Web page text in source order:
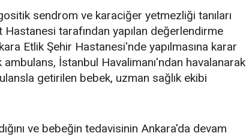
sendrom ve karaciğer yetmezliği tanıları
tarafından yapılan değerlendirme
Etlik Şehir Hastanesi'nde yapılmasına karar
ambulans, İstanbul Havalimanı'ndan havalanarak
getirilen bebek, uzman sağlık ekibi
ve bebeğin tedavisinin Ankara'da devam